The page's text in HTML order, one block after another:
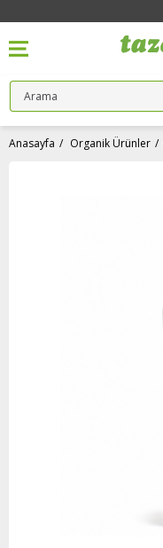
Anasayfa Organik Ürünler